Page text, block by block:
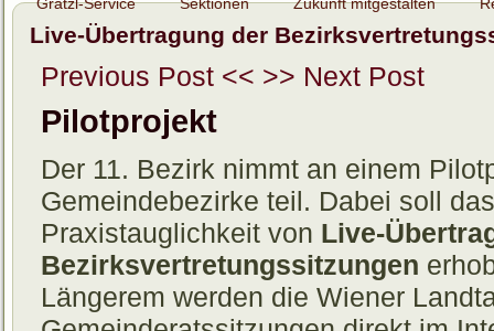
Live-Übertragung der
Previous Post << >> Next Post
Pilotprojekt
Der 11. Bezirk nimmt an einem
Gemeindebezirke teil. Dabei soll
Praxistauglichkeit von Live-
Bezirksvertretungssitzungen
Längerem werden die Wiener